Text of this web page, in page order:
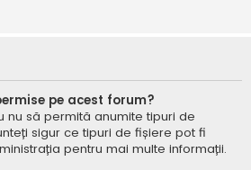
pe acest forum?
nu să permită anumite tipuri de
sigur ce tipuri de fișiere pot fi
pentru mai multe informații.